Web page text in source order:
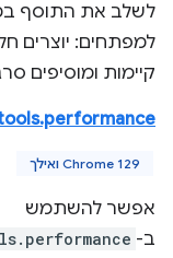
לשלב את התוסף
למפתחים: יוצרים
קיימות ומוסיפים
Chrome 129 ואילך
אפשר להשתמש
ב-